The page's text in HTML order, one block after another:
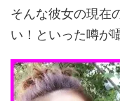
そんな彼女の現在
い！といった噂が